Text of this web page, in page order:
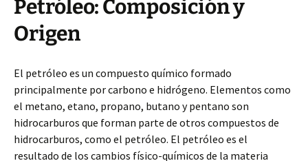
Petróleo: Composición y
Origen
El petróleo es un compuesto químico formado
principalmente por carbono e hidrógeno. Elementos como
el metano, etano, propano, butano y pentano son
hidrocarburos que forman parte de otros compuestos de
hidrocarburos, como el petróleo. El petróleo es el
resultado de los cambios físico-químicos de la materia